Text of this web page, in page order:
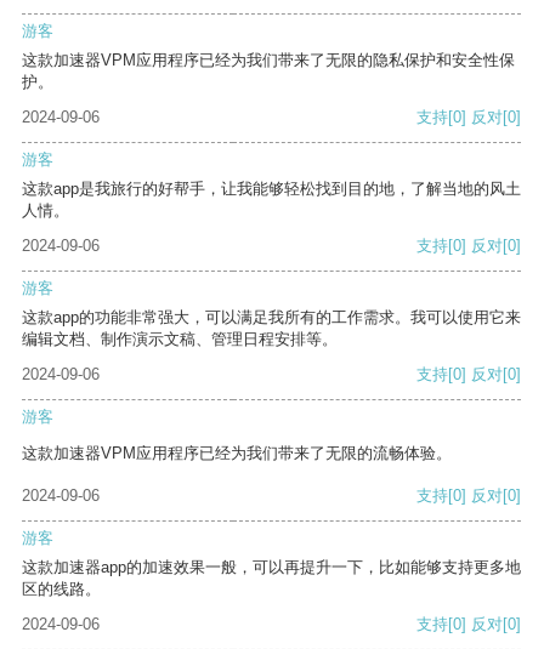
游客
这款加速器VPM应用程序已经为我们带来了无限的隐私保护和安全性保
护。
2024-09-06
支持[0] 反对[0]
游客
这款app是我旅行的好帮手，让我能够轻松找到目的地，了解当地的风土
人情。
2024-09-06
支持[0] 反对[0]
游客
这款app的功能非常强大，可以满足我所有的工作需求。我可以使用它来
编辑文档、制作演示文稿、管理日程安排等。
2024-09-06
支持[0] 反对[0]
游客
这款加速器VPM应用程序已经为我们带来了无限的流畅体验。
2024-09-06 支持[0] 反对[0]
游客
这款加速器app的加速效果一般，可以再提升一下，比如能够支持更多地
区的线路。
2024-09-06
支持[0] 反对[0]